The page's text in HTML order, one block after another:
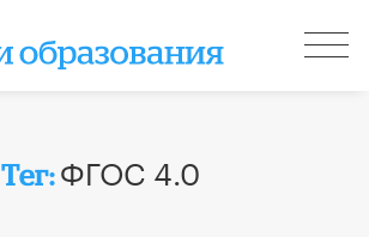
Тег:ФГОС 4.0